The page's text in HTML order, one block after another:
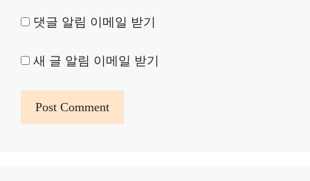
댓글 알림 이메일 받기
새 글 알림 이메일 받기